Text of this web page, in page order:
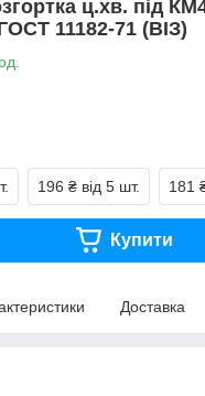
ц.хв. під
11182-71 (ВІЗ)
196 ₴ від 5 шт. 181
Купити
Доставка